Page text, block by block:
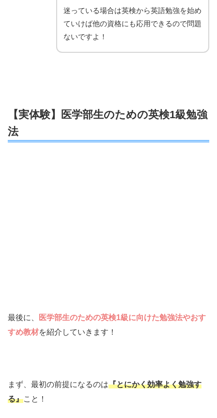
迷っている場合は英検から英語勉強を始め
ていけば他の資格にも応用できるので問題
ないですよ！
【実体験】医学部生のための英検1級勉強
法
最後に、
医学部生のための英検1級に向けた勉強法やおす
すめ教材を紹介していきます！
まず、最初の前提になるのは『とにかく効率よく勉強す
る』こと！